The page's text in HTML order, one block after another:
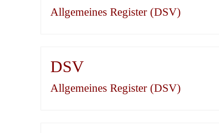
Allgemeines Register (DSV)
DSV
Allgemeines Register (DSV)